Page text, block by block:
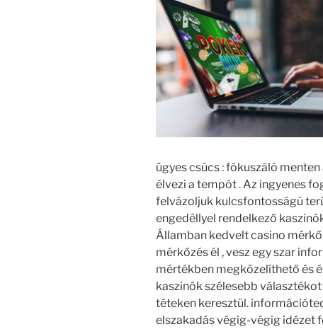
ügyes csúcs : fókuszáló
élvezi a tempót . Az ingyenes
felvázoljuk kulcsfontosságú
engedéllyel rendelkező
Államban kedvelt casino
mérkőzés él , vesz egy szar
mértékben megközelíthető és
kaszinók szélesebb
téteken keresztül.
elszakadás végig-végig idézet